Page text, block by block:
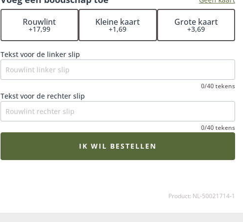
Fleurop bloemisten zorgen ervoor dat het rouwboeket op het
juiste moment wordt bezorgd en dat de bloemen op hun
mooist zijn. Een extra fijne gedachte in een verdrietige
periode.
Rouwlint
+17,99
Kleine kaart
+1,69
Grote kaart
+3,69
Tekst voor de linker slip
0/40 tekens
Tekst voor de rechter slip
0/40 tekens
IK WIL BESTELLEN
Product: NL-50021714-1